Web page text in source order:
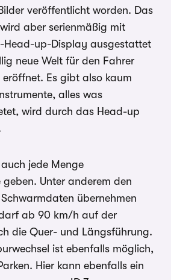
veröffentlicht worden. Das
aber serienmäßig mit
Head-up-Display ausgestattet
neue Welt für den Fahrer
Es gibt also kaum
alles was
wird durch das Head-up
jede Menge
geben. Unter anderem den
übernehmen
ab 90 km/h auf der
die Quer- und Längsführung.
ist ebenfalls möglich,
Hier kann ebenfalls ein